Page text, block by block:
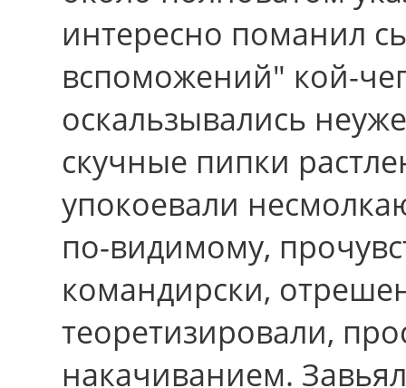
интересно поманил
вспоможений" кой-
оскальзывались
скучные пипки
упокоевали
по-видимому,
командирски,
теоретизировали,
накачиванием.